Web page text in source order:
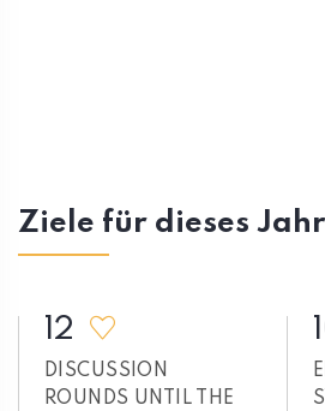
Ziele für dieses Jahr
12
DISCUSSION
ROUNDS UNTIL THE